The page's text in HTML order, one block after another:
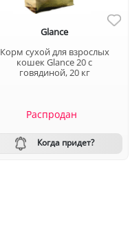
Glance
Корм сухой для взрослых
кошек Glance 20 с
говядиной, 20 кг
Распродан
Когда придет?